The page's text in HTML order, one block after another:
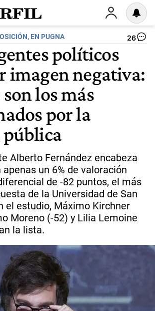
EN PUGNA 26
políticos
imagen negativa:
los más
por la
Alberto Fernández encabeza
un 6% de valoración
de -82 puntos, el más
de la Universidad de San
el estudio, Máximo Kirchner
Moreno (-52) y Lilia Lemoine
la lista.